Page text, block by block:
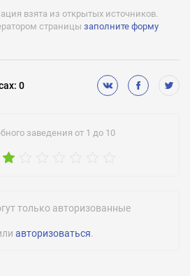
взята из открытых источников.
страницы заполните форму
: 0
заведения от 1 до 10
только авторизованные
авторизоваться.